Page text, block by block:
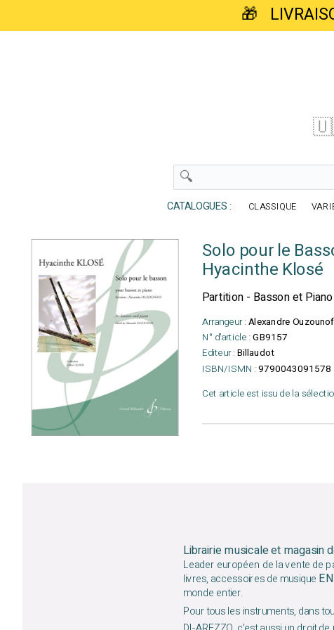
🎁
CATALOGUES : CLASSIQUE
Solo pour le
Hyacinthe Klosé
Partition - Basson et Piano
Arrangeur : Alexandre
N° d'article : GB9157
Editeur : Billaudot
ISBN/ISMN : 9790043091578
Cet article est issu de la
Librairie musicale et magasin
Leader européen de la vente de
livres, accessoires de musique
monde entier.
Pour tous les instruments, dans